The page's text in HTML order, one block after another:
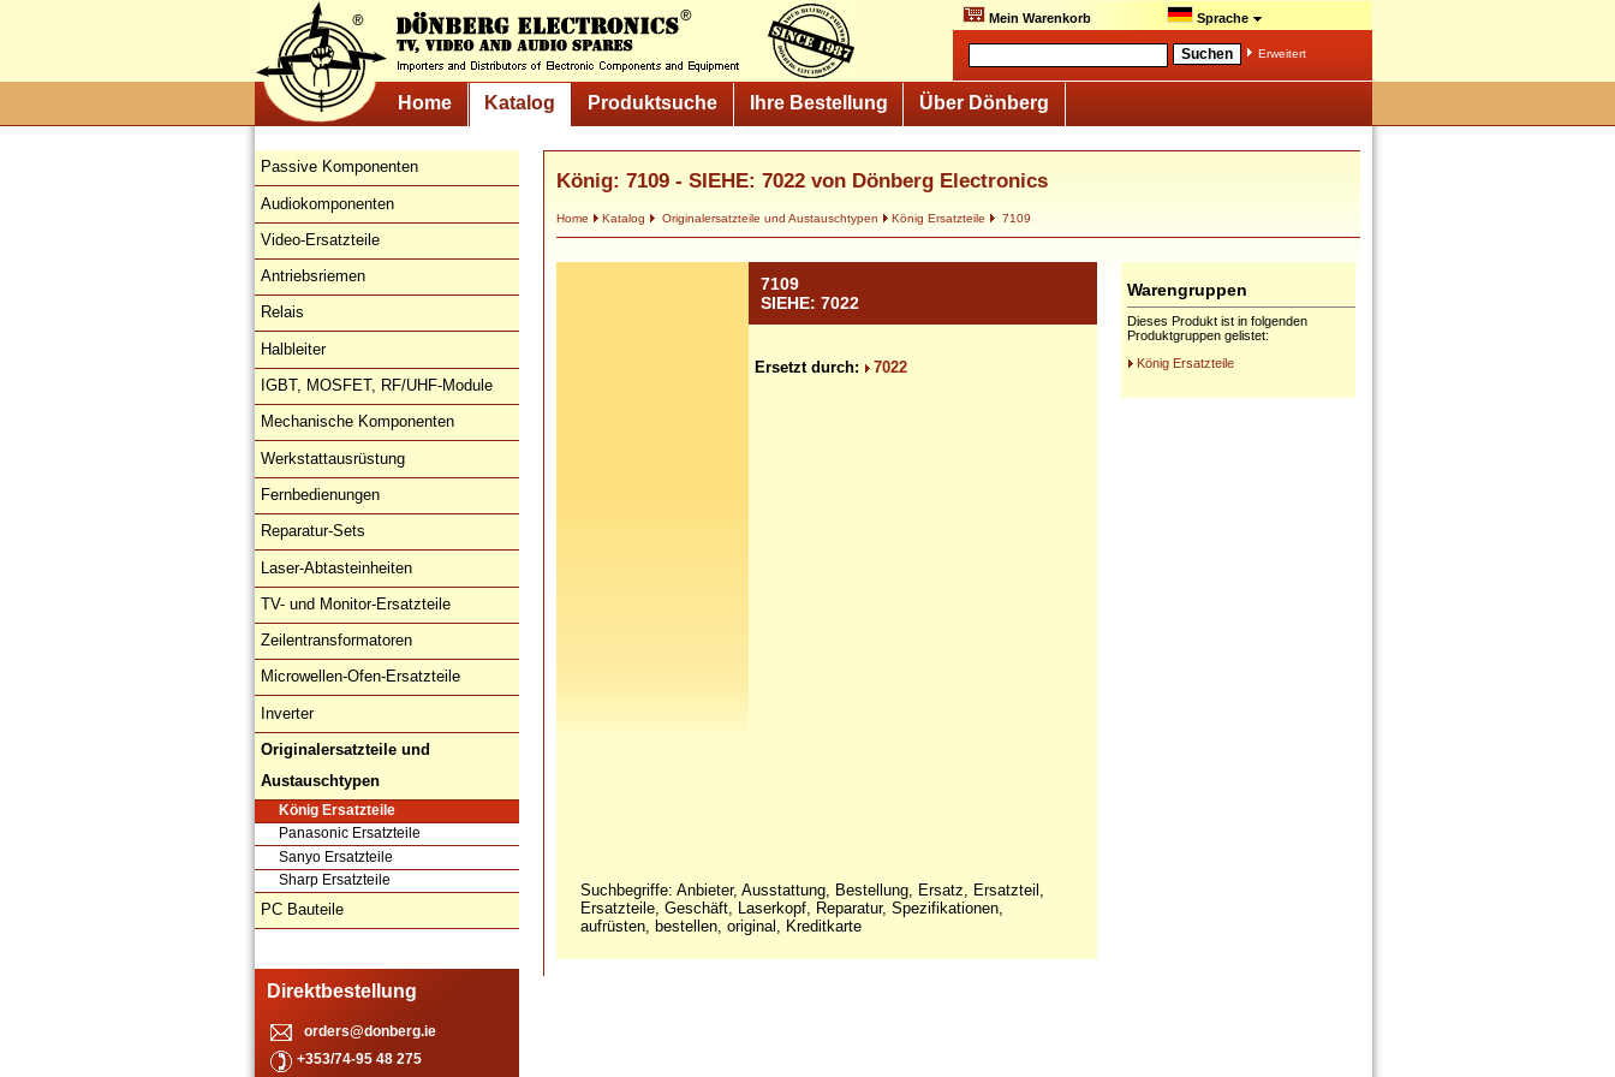
Mein Warenkorb Sprache
Erweitert
Home Katalog Produktsuche Ihre Bestellung Über Dönberg
Passive Komponenten
Audiokomponenten
Video-Ersatzteile
Antriebsriemen
Relais
Halbleiter
IGBT, MOSFET, RF/UHF-Module
Mechanische Komponenten
Werkstattausrüstung
Fernbedienungen
Reparatur-Sets
Laser-Abtasteinheiten
TV- und Monitor-Ersatzteile
Zeilentransformatoren
Microwellen-Ofen-Ersatzteile
Inverter
Originalersatzteile und
Austauschtypen
König Ersatzteile
Panasonic Ersatzteile
Sanyo Ersatzteile
Sharp Ersatzteile
PC Bauteile
Direktbestellung
orders@donberg.ie
+353/74-95 48 275
König: 7109 - SIEHE: 7022 von Dönberg Electronics
Home Katalog Originalersatzteile und Austauschtypen König Ersatzteile 7109
7109
SIEHE: 7022
Ersetzt durch: 7022
Suchbegriffe: Anbieter, Ausstattung, Bestellung, Ersatz, Ersatzteil,
Ersatzteile, Geschäft, Laserkopf, Reparatur, Spezifikationen,
aufrüsten, bestellen, original, Kreditkarte
Warengruppen
Dieses Produkt ist in folgenden
Produktgruppen gelistet:
König Ersatzteile